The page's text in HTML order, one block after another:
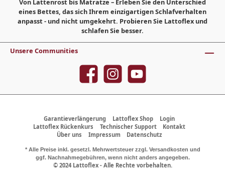
Von Lattenrost bis Matratze – Erleben Sie den Unterschied
eines Bettes, das sich Ihrem einzigartigen Schlafverhalten
anpasst - und nicht umgekehrt. Probieren Sie Lattoflex und
schlafen Sie besser.
Unsere Communities
Garantieverlängerung Lattoflex Shop
Login
Lattoflex Rückenkurs
Technischer Support
Kontakt
Über uns
Impressum Datenschutz
* Alle Preise inkl. gesetzl. Mehrwertsteuer zzgl. Versandkosten und
ggf. Nachnahmegebühren, wenn nicht anders angegeben.
© 2024 Lattoflex - Alle Rechte vorbehalten.